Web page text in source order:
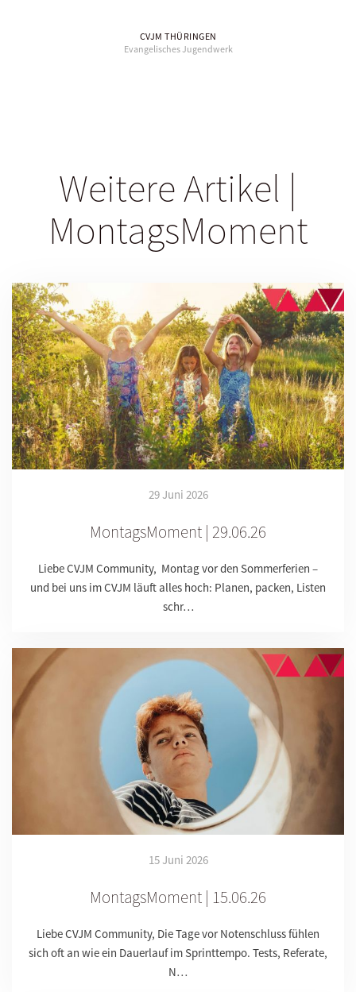
CVJM THÜRINGEN
Evangelisches Jugendwerk
Weitere Artikel |
MontagsMoment
29 Juni 2026
MontagsMoment | 29.06.26
Liebe CVJM Community, Montag vor den Sommerferien –
und bei uns im CVJM läuft alles hoch: Planen, packen, Listen
schr…
15 Juni 2026
MontagsMoment | 15.06.26
Liebe CVJM Community, Die Tage vor Notenschluss fühlen
sich oft an wie ein Dauerlauf im Sprinttempo. Tests, Referate,
N…